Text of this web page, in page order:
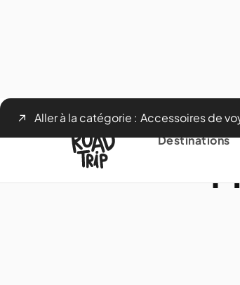
Destinations
Aller à la catégorie : Accessoires de